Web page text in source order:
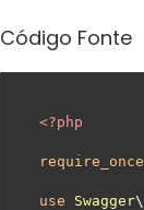
Código Fonte
<?php
require_once
use Swagger\